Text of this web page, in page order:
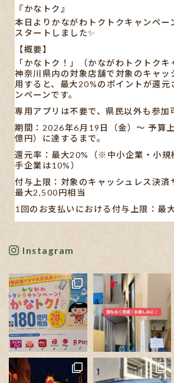
『かなトク』
本日よりかながわトクトクキャンペー
スタートしました✨
【概要】
「かなトク！」（かながわトクトクキ
神奈川県内の対象店舗で対象のキャッ
用すると、最大20%のポイントが還元
ンペーンです。
専用アプリは不要で、県民以外も参加
期間：2026年6月19日（金）〜 予算
億円）に達するまで。
還元率：最大20%（※中小企業・小規
手企業は10%）
付与上限：対象のキャッシュレス決済
最大2,500円相当
1回のお支払いにおける付与上限：最
※利用する店舗によって対応している
✋🏻発表された書類や新聞の記事も見
かりにくいです。
ポイン...See More
Photo
View on Facebook Share
Instagram